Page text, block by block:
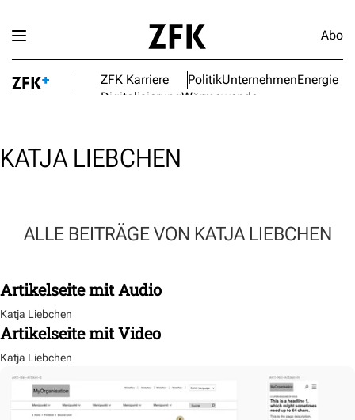
Abo
ZFK Karriere PolitikUnternehmenEnergie
DigitalisierungWärmewende
KATJA LIEBCHEN
ALLE BEITRÄGE VON KATJA LIEBCHEN
Artikelseite mit Audio
Katja Liebchen
Artikelseite mit Video
Katja Liebchen